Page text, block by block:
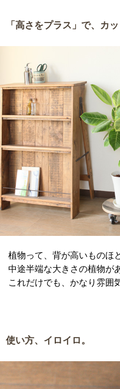
「高さをプラス」で、カッ
植物って、背が高いものほ
中途半端な大きさの植物が
これだけでも、かなり雰囲
使い方、イロイロ。